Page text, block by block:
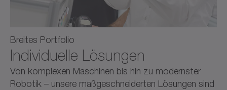
Breites Portfolio
Individuelle Lösungen
Von komplexen Maschinen bis hin zu modernster
Robotik – unsere maßgeschneiderten Lösungen sind